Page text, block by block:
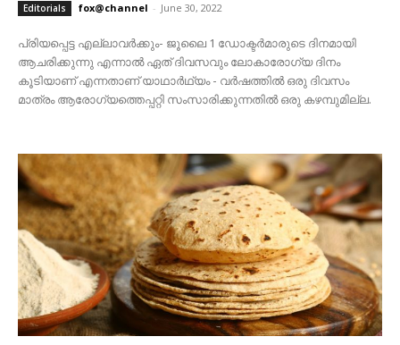
Editorials fox@channel - June 30, 2022
പ്രിയപ്പെട്ട എല്ലാവർക്കും- ജൂലൈ 1 ഡോക്ടർമാരുടെ ദിനമായി
ആചരിക്കുന്നു എന്നാൽ ഏത് ദിവസവും ലോകാരോഗ്യ ദിനം
കൂടിയാണ് എന്നതാണ് യാഥാർഥ്യം - വർഷത്തിൽ ഒരു ദിവസം
മാത്രം ആരോഗ്യത്തെപ്പറ്റി സംസാരിക്കുന്നതിൽ ഒരു കഴമ്പുമില്ല.